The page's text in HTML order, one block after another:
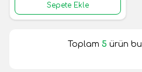
Sepete Ekle
Toplam 5 ürün